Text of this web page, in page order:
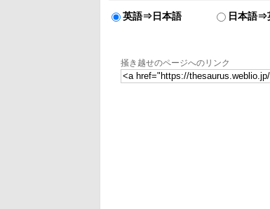
英語⇒日本語 日本語⇒
掻き越せのページへのリンク